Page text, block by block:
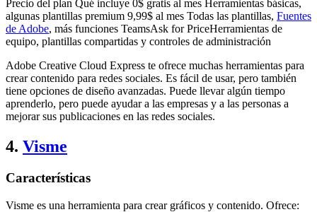
Precio del plan Qué incluye 0$ gratis al mes Herramientas básicas,
algunas plantillas premium 9,99$ al mes Todas las plantillas, Fuentes
de Adobe, más funciones TeamsAsk for PriceHerramientas de
equipo, plantillas compartidas y controles de administración
Adobe Creative Cloud Express te ofrece muchas herramientas para
crear contenido para redes sociales. Es fácil de usar, pero también
tiene opciones de diseño avanzadas. Puede llevar algún tiempo
aprenderlo, pero puede ayudar a las empresas y a las personas a
mejorar sus publicaciones en las redes sociales.
4. Visme
Características
Visme es una herramienta para crear gráficos y contenido. Ofrece: